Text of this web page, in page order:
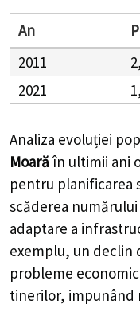
An
2011
2021
Analiza evoluției
Moară în ultimii ani
pentru planificarea
scăderea
adaptare a
exemplu, un declin
probleme
tinerilor, impunând